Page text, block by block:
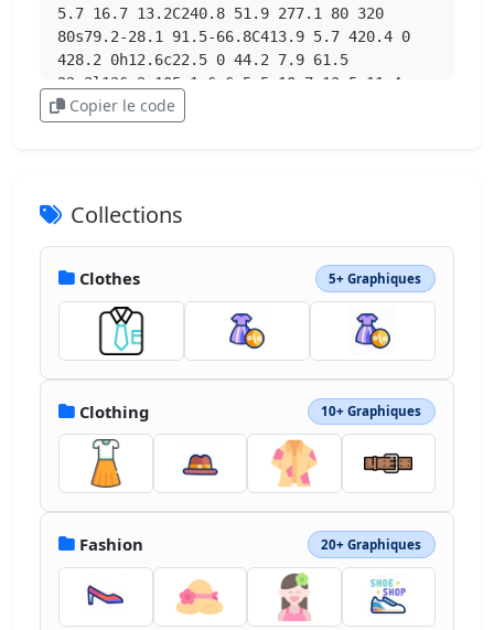
5.7 16.7 13.2C240.8 51.9 277.1 80 320
80s79.2-28.1 91.5-66.8C413.9 5.7 420.4 0
428.2 0h12.6c22.5 0 44.2 7.9 61.5
22.3l126.2 105.1c6.6 5.5 10.7 13.5 11.4
22.1s-2.1 17.1-7.8 23.6l-56 64c-11.4 13.1-
23.6s4.8-16.6 11.4-22.1L137.7 22.3C155 7.9
176.7 0 199.2 0z"></path></svg>
Copier le code
Collections
Clothes 5+ Graphiques
Clothing 10+ Graphiques
Fashion 20+ Graphiques